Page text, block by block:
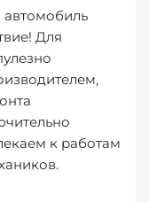
Для
к работам